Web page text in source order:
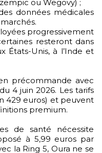
ou Wegovy) ;
données médicales
progressivement
resteront dans
États-Unis, à l’Inde et
précommande avec
4 juin 2026. Les tarifs
429 euros) et peuvent
premium.
de santé nécessite
à 5,99 euros par
la Ring 5, Oura ne se